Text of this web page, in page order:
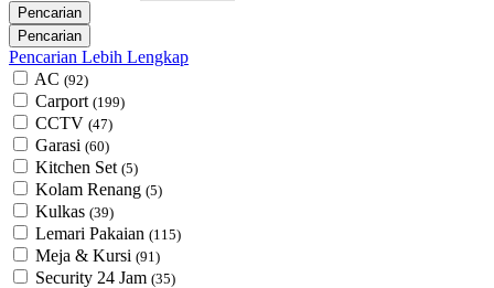
Pencarian Lebih Lengkap
AC (92)
Carport (199)
CCTV (47)
Garasi (60)
Kitchen Set (5)
Kolam Renang (5)
Kulkas (39)
Lemari Pakaian (115)
Meja & Kursi (91)
Security 24 Jam (35)